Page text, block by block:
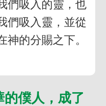
們吸入的靈，也
們吸入靈，並從
的分賜之下。
僕人，成了